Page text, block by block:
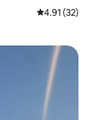
Calificación
4.91 (32)